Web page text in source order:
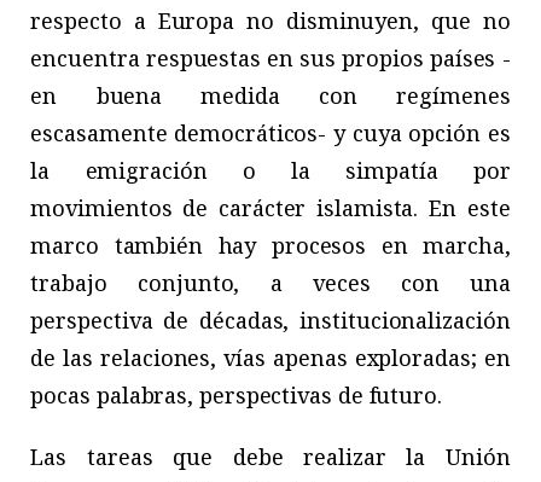
respecto a Europa no disminuyen, que no
encuentra respuestas en sus propios países -
en buena medida con regímenes
escasamente democráticos- y cuya opción es
la emigración o la simpatía por
movimientos de carácter islamista. En este
marco también hay procesos en marcha,
trabajo conjunto, a veces con una
perspectiva de décadas, institucionalización
de las relaciones, vías apenas exploradas; en
pocas palabras, perspectivas de futuro.
Las tareas que debe realizar la Unión